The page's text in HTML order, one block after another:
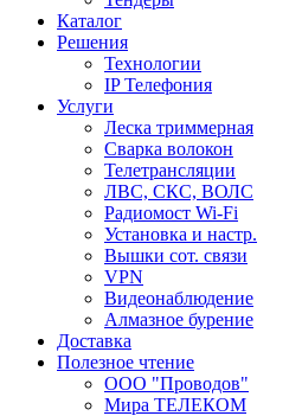
Каталог
Решения
Технологии
IP Телефония
Услуги
Леска триммерная
Сварка волокон
Телетрансляции
ЛВС, СКС, ВОЛС
Радиомост Wi-Fi
Установка и настр.
Вышки сот. связи
VPN
Видеонаблюдение
Алмазное бурение
Доставка
Полезное чтение
ООО "Проводов"
Мира ТЕЛЕКОМ